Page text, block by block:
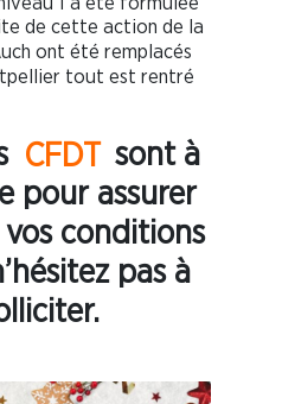
de cette action de la
ont été remplacés
tout est rentré
CFDT sont à
pour assurer
conditions
pas à